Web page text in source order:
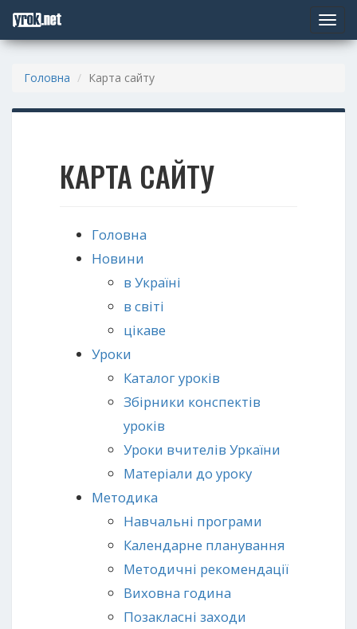
Toggle
Головна Карта сайту
КАРТА САЙТУ
Головна
Новини
в Україні
в світі
цікаве
Уроки
Каталог уроків
Збірники конспектів
уроків
Уроки вчителів Уркаїни
Матеріали до уроку
Методика
Навчальні програми
Календарне планування
Методичні рекомендації
Виховна година
Позакласні заходи